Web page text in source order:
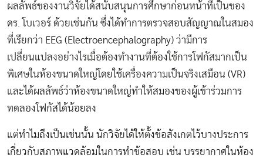
ผลลัพธ์ของงานวิจัยได้สนับสนุนการศึกษาก่อนหน้าที่เป็นของ
ดร. โบเวอร์ ด้วยเช่นกัน ซึ่งได้ทำการตรวจสอบสัญญาณในสมอง
ที่เรียกว่า EEG (Electroencephalography) ว่ามีการ
เปลี่ยนแปลงอย่างไรเมื่อต้องทำงานที่ต้องใช้การโฟกัสมากเป็น
พิเศษในห้องขนาดใหญ่โดยใช้เครื่องความเป็นจริงเสมือน (VR)
และได้ผลลัพธ์ว่าห้องขนาดใหญ่ทำให้สมองของผู้เข้าร่วมการ
ทดลองโฟกัสได้น้อยลง
แต่ทำไมถึงเป็นเช่นนั้น นักวิจัยได้ให้ตั้งข้อสังเกตไว้บางประการ
เกี่ยวกับสภาพแวดล้อมในการทำข้อสอบ เช่น บรรยากาศในห้อง